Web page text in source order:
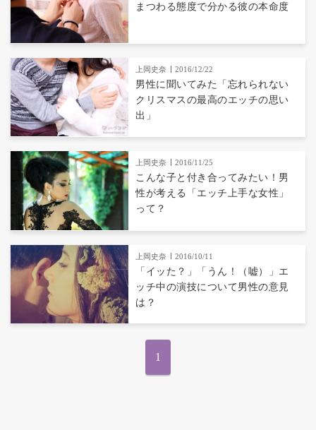
まつわる態度で分かる彼の本命度
上岡史奈 2016/12/22
男性に聞いてみた「忘れられない
クリスマスの最高のエッチの思い
出」
上岡史奈 2016/11/25
こんな子と付き合ってみたい！男
性が考える「エッチ上手な女性」
って？
上岡史奈 2016/10/11
「イッた？」「うん！（嘘）」エ
ッチ中の演技について男性の意見
は？
1